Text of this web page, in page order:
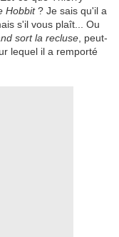
Hobbit? Je sais qu'il a
s'il vous plaît... Ou
sort la recluse , peut-
lequel il a remporté